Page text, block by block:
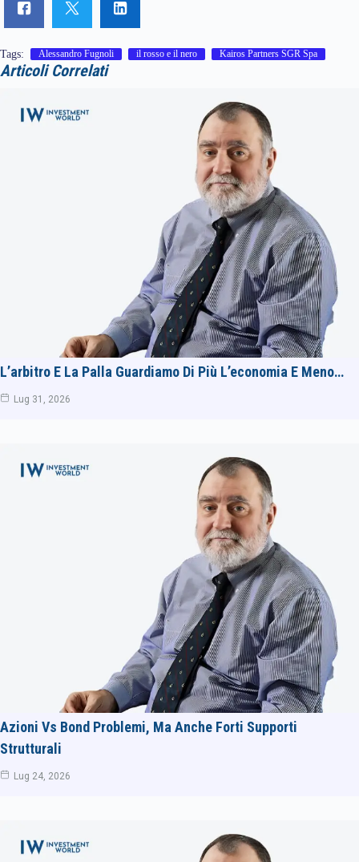
Tags: Alessandro Fugnoli il rosso e il nero Kairos Partners SGR Spa
Articoli Correlati
L’arbitro E La Palla Guardiamo Di Più L’economia E Meno…
Lug 31, 2026
Azioni Vs Bond Problemi, Ma Anche Forti Supporti
Strutturali
Lug 24, 2026